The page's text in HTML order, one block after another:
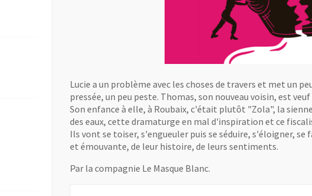
Lucie a un problème avec les choses de travers et met un
pressée, un peu peste. Thomas, son nouveau voisin, est
Son enfance à elle, à Roubaix, c'était plutôt "Zola", la
des eaux, cette dramaturge en mal d'inspiration et ce
Ils vont se toiser, s'engueuler puis se séduire, s'éloigner,
et émouvante, de leur histoire, de leurs sentiments.
Par la compagnie Le Masque Blanc.